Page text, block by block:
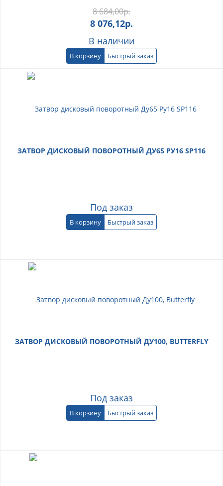
8 684,00р.
8 076,12р.
В наличии
В корзину Быстрый заказ
ЗАТВОР ДИСКОВЫЙ ПОВОРОТНЫЙ ДУ65 РУ16 SP116
Под заказ
В корзину Быстрый заказ
ЗАТВОР ДИСКОВЫЙ ПОВОРОТНЫЙ ДУ100, BUTTERFLY
Под заказ
В корзину Быстрый заказ